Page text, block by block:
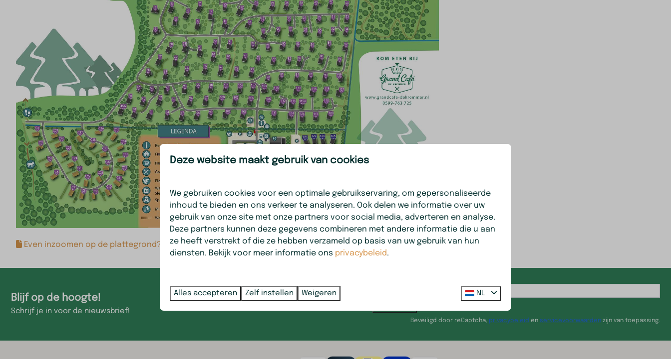
Even inzoomen op de plattegrond? Klik hier
Blijf op de hoogte!
Schrijf je in voor de nieuwsbrief!
Beveiligd door reCaptcha, privacybeleid en servicevoorwaarden zijn van toepassing.
Deze website maakt gebruik van cookies
We gebruiken cookies voor een optimale gebruikservaring, om gepersonaliseerde
inhoud te bieden en ons verkeer te analyseren. Ook delen we informatie over uw
gebruik van onze site met onze partners voor social media, adverteren en analyse.
Deze partners kunnen deze gegevens combineren met andere informatie die u aan
ze heeft verstrekt of die ze hebben verzameld op basis van uw gebruik van hun
diensten. Bekijk voor meer informatie ons privacybeleid.
Alles accepteren Zelf instellen Weigeren NL